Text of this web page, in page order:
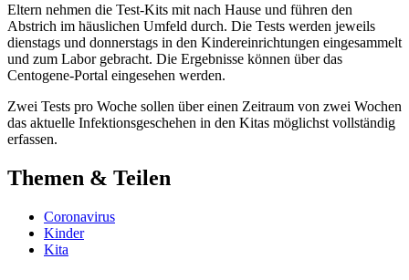
Eltern nehmen die Test-Kits mit nach Hause und führen den
Abstrich im häuslichen Umfeld durch. Die Tests werden jeweils
dienstags und donnerstags in den Kindereinrichtungen eingesammelt
und zum Labor gebracht. Die Ergebnisse können über das
Centogene-Portal eingesehen werden.
Zwei Tests pro Woche sollen über einen Zeitraum von zwei Wochen
das aktuelle Infektionsgeschehen in den Kitas möglichst vollständig
erfassen.
Themen & Teilen
Coronavirus
Kinder
Kita